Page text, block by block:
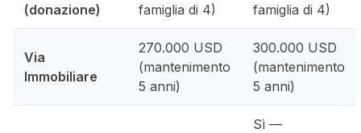
(donazione)
famiglia di 4)
famiglia di 4)
Via
Immobiliare
270.000 USD
(mantenimento
5 anni)
300.000 USD
(mantenimento
5 anni)
Sì —